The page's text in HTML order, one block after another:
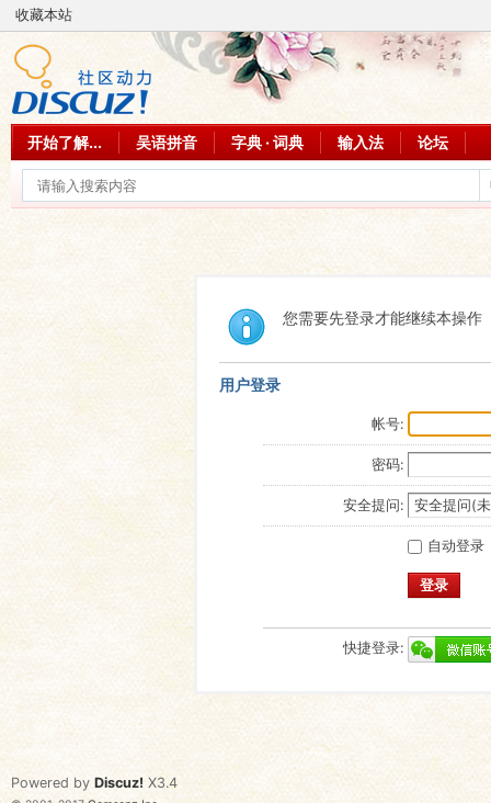
收藏本站
开始了解... 吴语拼音 字典 · 词典 输入法 论坛
您需要先登录才能继续本操作
用户登录
帐号:
密码:
安全提问:
自动登录
登录
快捷登录:
Powered by Discuz! X3.4